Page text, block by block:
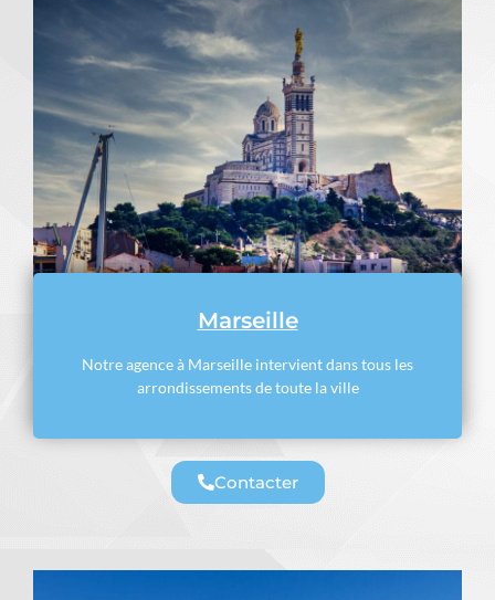
Marseille
Notre agence à Marseille intervient dans tous les
arrondissements de toute la ville
Contacter